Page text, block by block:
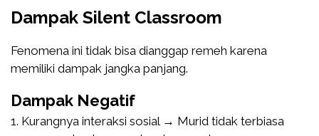
Dampak Silent Classroom
Fenomena ini tidak bisa dianggap remeh karena
memiliki dampak jangka panjang.
Dampak Negatif
Kurangnya interaksi sosial → Murid tidak terbiasa